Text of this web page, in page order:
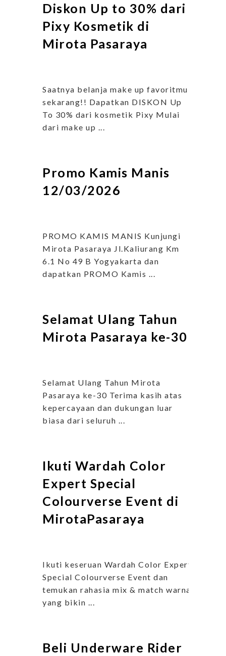
Diskon Up to 30% dari
Pixy Kosmetik di
Mirota Pasaraya
Saatnya belanja make up favoritmu
sekarang!! Dapatkan DISKON Up
To 30% dari kosmetik Pixy Mulai
dari make up ...
Promo Kamis Manis
12/03/2026
PROMO KAMIS MANIS Kunjungi
Mirota Pasaraya Jl.Kaliurang Km
6.1 No 49 B Yogyakarta dan
dapatkan PROMO Kamis ...
Selamat Ulang Tahun
Mirota Pasaraya ke-30
Selamat Ulang Tahun Mirota
Pasaraya ke-30 Terima kasih atas
kepercayaan dan dukungan luar
biasa dari seluruh ...
Ikuti Wardah Color
Expert Special
Colourverse Event di
MirotaPasaraya
Ikuti keseruan Wardah Color Expert
Special Colourverse Event dan
temukan rahasia mix & match warna
yang bikin ...
Beli Underware Rider